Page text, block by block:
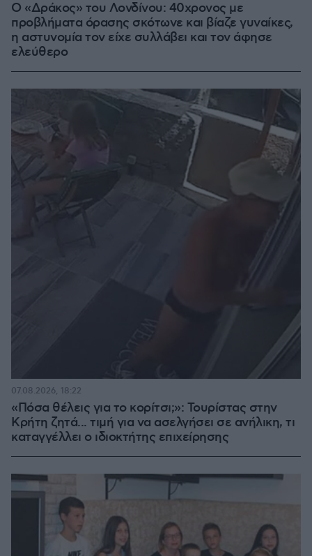
Ο «Δράκος» του Λονδίνου: 40χρονος με
προβλήματα όρασης σκότωνε και βίαζε γυναίκες,
η αστυνομία τον είχε συλλάβει και τον άφησε
ελεύθερο
«Πόσα θέλεις για το κορίτσι;»: Τουρίστας στην
Κρήτη ζητά... τιμή για να ασελγήσει σε ανήλικη, τι
καταγγέλλει ο ιδιοκτήτης επιχείρησης
07.08.2026, 18:22